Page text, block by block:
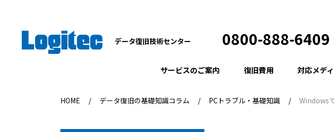
データ復旧技術センター 0800-888-6409
サービスのご案内 復旧費用 対応メデ
HOME データ復旧の基礎知識コラム PCトラブル・基礎知識 Windows